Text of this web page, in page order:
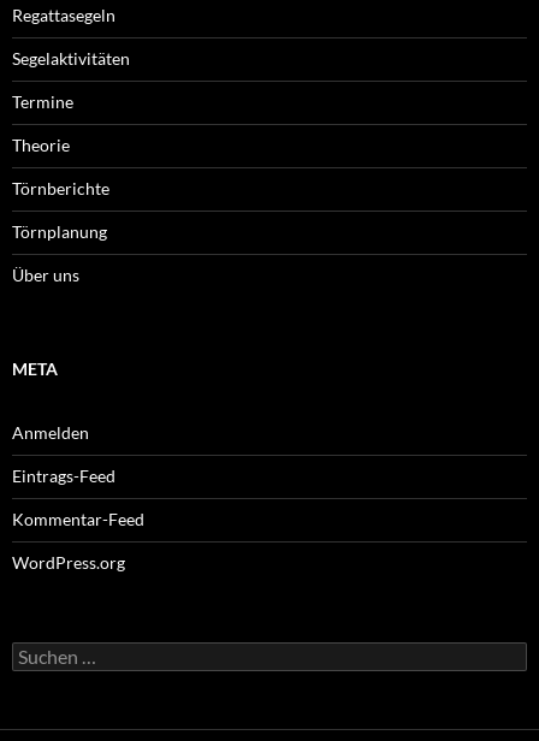
Regattasegeln
Segelaktivitäten
Termine
Theorie
Törnberichte
Törnplanung
Über uns
META
Anmelden
Eintrags-Feed
Kommentar-Feed
WordPress.org
Suchen
nach: